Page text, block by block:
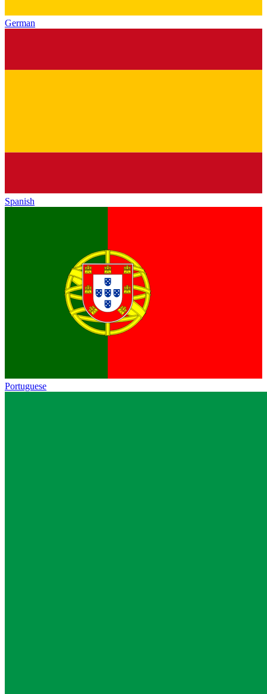
German
Spanish
Portuguese